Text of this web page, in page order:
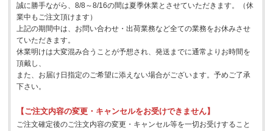
誠に勝手ながら、8/8～8/16の間は夏季休業とさせていただきます。（休
業中もご注文頂けます）
上記の期間中は、お問い合わせ・出荷業務など全ての業務をお休みさせ
ていただきます。
休業明けは大変混み合うことが予想され、発送までに通常よりお時間を
頂戴し、
また、お届け日指定のご希望に添えない場合がございます。予めご了承
下さい。
【ご注文内容の変更・キャンセルをお受けできません】
ご注文確定後のご注文内容の変更・キャンセル等を一切お受けすること